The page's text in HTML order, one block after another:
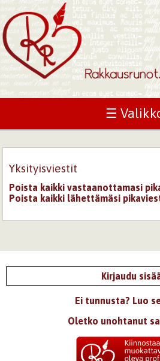
☰
Yksityisviestit
Poista kaikki vastaanottamasi
Poista kaikki lähettämäsi
Kirjaudu
Ei tunnusta? Luo
Oletko unohtanut